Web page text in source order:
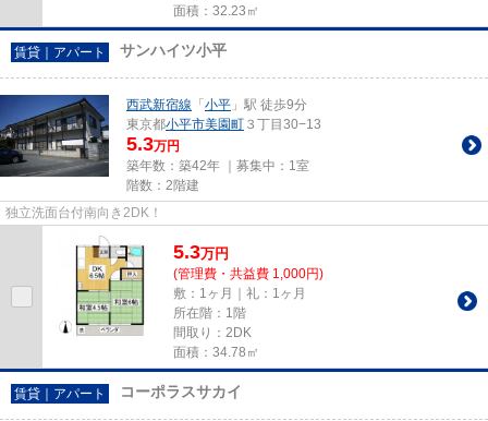
面積：32.23㎡
賃貸｜アパート サンハイツ小平
西武新宿線 「 小平 」駅 徒歩9分
東京都小平市美園町 ３丁目30−13
5.3万円
築年数：築42年 ｜募集中： 1室
階数：2階建
独立洗面台付南向き2DK！
5.3万円
(管理費・共益費 1,000円)
敷：1ヶ月｜礼：1ヶ月
所在階：1階
間取り：2DK
面積：34.78㎡
賃貸｜アパート コーポラスサカイ